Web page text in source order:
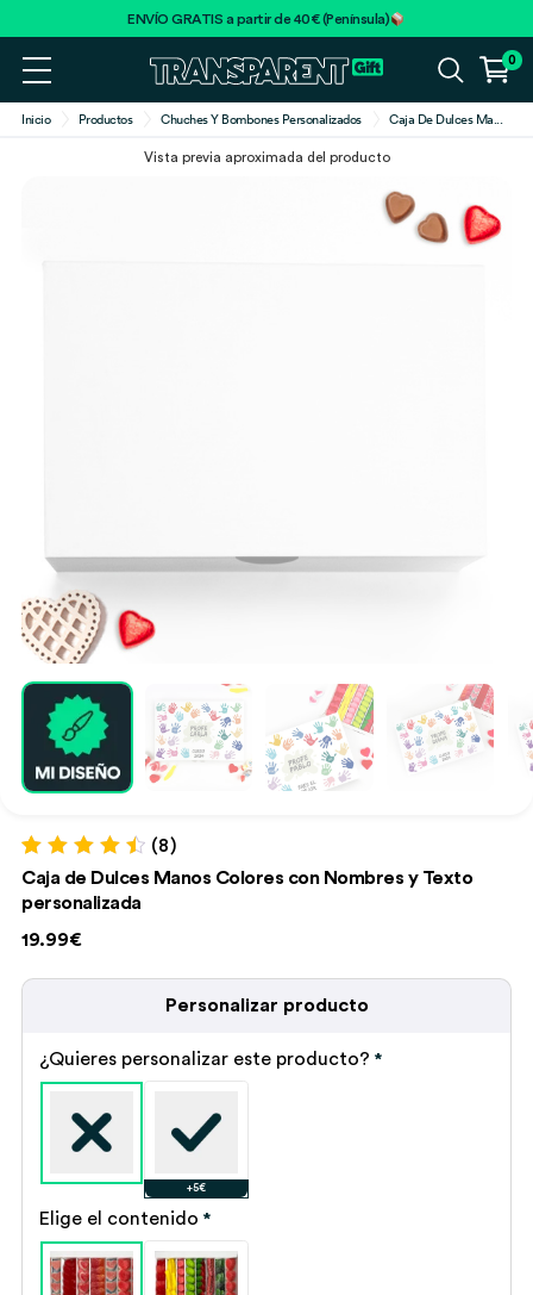
ENVÍO GRATIS a partir de 40€ (Península)
0
Inicio Productos Chuches Y Bombones Personalizados Caja De Dulces Ma...
Vista previa aproximada del producto
Valorado con
4.63
de 5 en
base a
8
valoraciones
de clientes
(8)
Caja de Dulces Manos Colores con Nombres y Texto
personalizada
19.99€
Personalizar producto
¿Quieres personalizar este producto? *
+5€
Elige el contenido *